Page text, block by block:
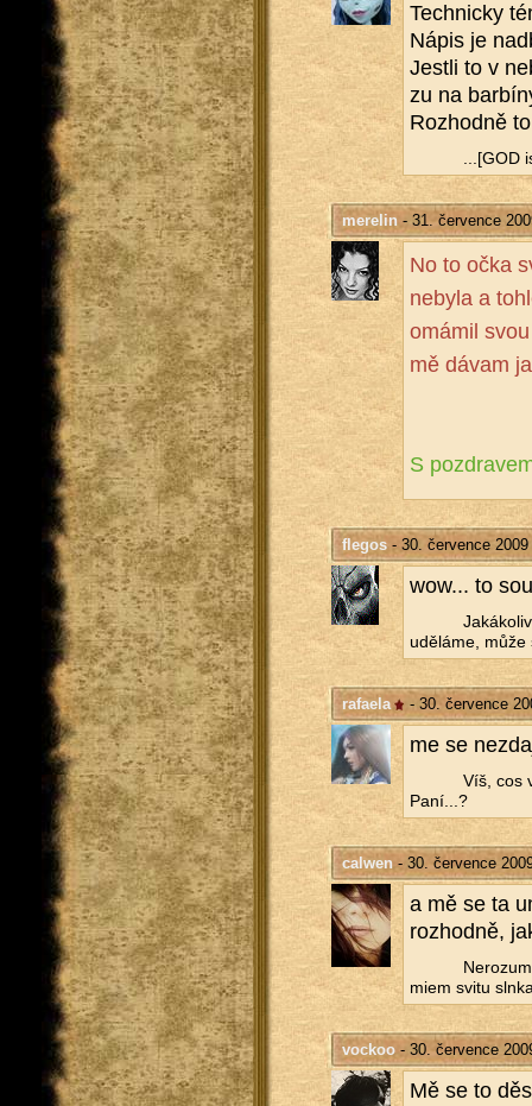
Tech­nic­ky
Nápis je
Jest­li to v
zu na
Roz­hod­ně
...[GOD
merelin - 31. července
No to očka
ne­by­la a
omá­mil
mě dávam
S
flegos- 30. července 2009
wow... to
udě­lá­me, může
rafaela - 30. července
me se
Víš, cos
Paní...?
calwen - 30. července
a mě se ta
roz­hod­ně,
mi­em svitu
vockoo- 30. července
Mě se to